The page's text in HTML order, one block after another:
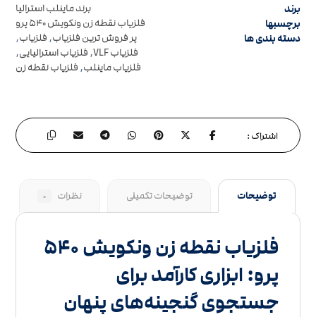
برند برند ماینلب استرالیا
برچسبها فلزیاب نقطه زن ونکویش ۵۴۰ پرو
دسته بندی ها پر فروش ترین فلزیاب, فلزیاب,
فلزیاب VLF
, فلزیاب استرالیایی,
فلزیاب ماینلب, فلزیاب نقطه زن
توضیحات توضیحات تکمیلی نظرات ۰
فلزیاب نقطه زن ونکویش ۵۴۰
پرو: ابزاری کارآمد برای
جستجوی گنجینه‌های پنهان